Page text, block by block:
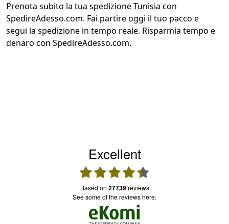
Prenota subito la tua spedizione Tunisia con
SpedireAdesso.com. Fai partire oggi il tuo pacco e
segui la spedizione in tempo reale. Risparmia tempo e
denaro con SpedireAdesso.com.
Excellent
based on 27739reviews
see some of the reviews here.